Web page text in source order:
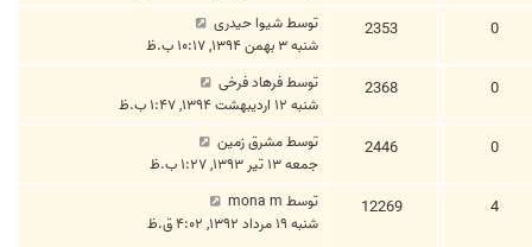
0
2353 توسطشیوا حیدری
شنبه ۳ بهمن ۱۳۹۴, ۱۰:۱۷ ب.ظ
0
2368 توسطفرهاد فرخی
شنبه ۱۲ اردیبهشت ۱۳۹۴, ۱:۴۷ ب.ظ
0
2446 توسطمشرق زمین
جمعه ۱۳ تیر ۱۳۹۳, ۱:۲۷ ب.ظ
4
12269 توسط mona m
شنبه ۱۹ مرداد ۱۳۹۲, ۴:۰۲ ق.ظ